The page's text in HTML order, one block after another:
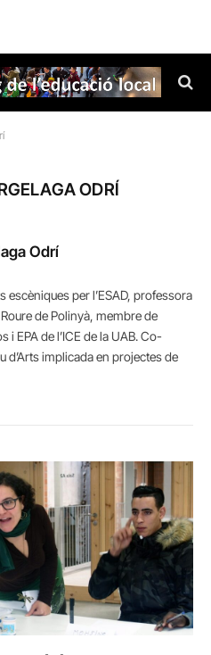
ODRÍ
Odrí
escèniques per l’ESAD, professora
Roure de Polinyà, membre de
i EPA de l’ICE de la UAB. Co-
d’Arts implicada en projectes de